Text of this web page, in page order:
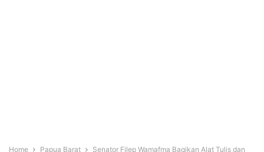
Home Papua Barat
Senator Filep Wamafma Bagikan Alat Tulis dan